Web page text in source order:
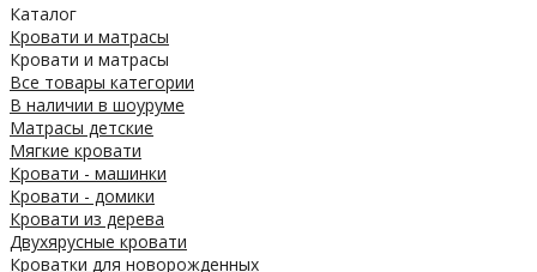
Каталог
Кровати и матрасы
Кровати и матрасы
Все товары категории
В наличии в шоуруме
Матрасы детские
Мягкие кровати
Кровати - машинки
Кровати - домики
Кровати из дерева
Двухярусные кровати
Кроватки для новорожденных